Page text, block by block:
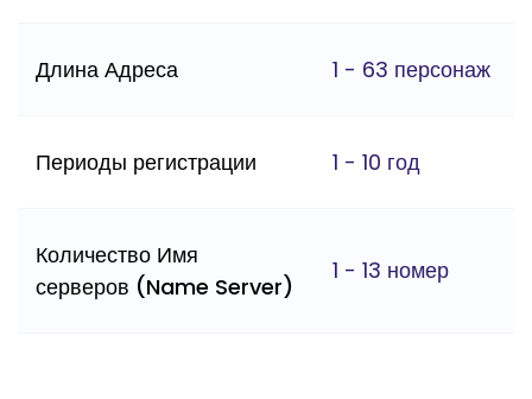
Длина Адреса 1 - 63 персонаж
Периоды регистрации 1 - 10 год
Количество Имя
серверов (Name Server)
1 - 13 номер